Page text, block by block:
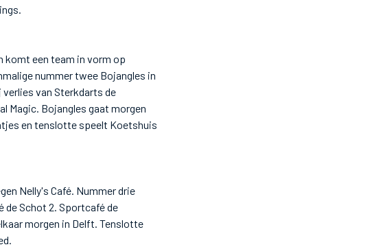
komt een team in vorm op
nummer twee Bojangles in
verlies van Sterkdarts de
Magic. Bojangles gaat morgen
en tenslotte speelt Koetshuis
Nelly's Café. Nummer drie
de Schot 2. Sportcafé de
morgen in Delft. Tenslotte